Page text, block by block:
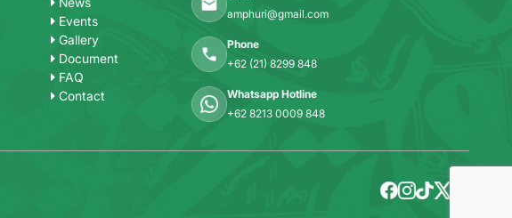
Events
Gallery
Document
FAQ
Contact
amphuri@gmail.com
Phone
+62 (21) 8299 848
Whatsapp Hotline
+62 8213 0009 848